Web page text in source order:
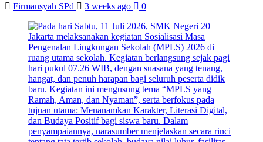
Firmansyah SPd 3 weeks ago 0